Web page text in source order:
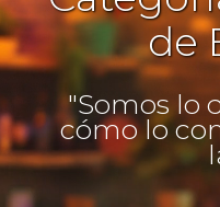
de
"Somos lo
cómo lo